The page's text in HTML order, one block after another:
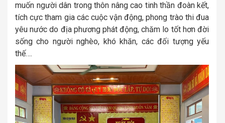
muốn người dân trong thôn nâng cao tinh thần đoàn kết,
tích cực tham gia các cuộc vận động, phong trào thi đua
yêu nước do địa phương phát động, chăm lo tốt hơn đời
sống cho người nghèo, khó khăn, các đối tượng yếu
thế….